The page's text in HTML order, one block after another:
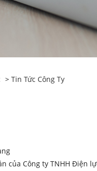
> Tin Tức Công Ty
của Công ty TNHH Điện